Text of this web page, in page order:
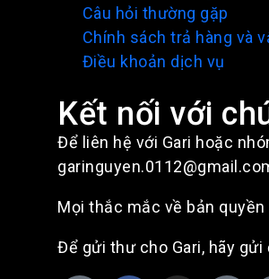
Câu hỏi thường gặp
Chính sách trả hàng và
Điều khoản dịch vụ
Kết nối với
Để liên hệ với Gari hoặc
Mọi thắc mắc về bản
Để gửi thư cho Gari, hãy gửi